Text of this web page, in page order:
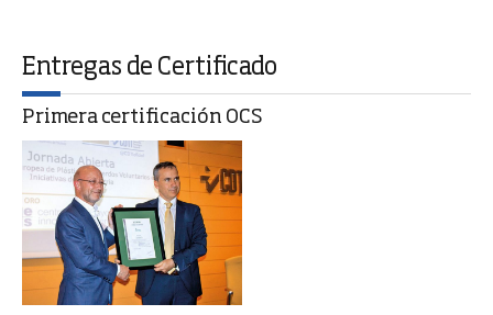
Entregas de Certificado
Primera certificación OCS